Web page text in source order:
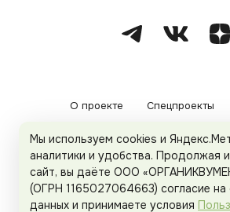
О проекте Спецпроекты
Рекламодателям Политика
Пользовательское
Мы используем cookies и
аналитики и удобства. Продолжая
сайт, вы даёте ООО
(ОГРН 1165027064663) согласие на
данных и принимаете условия